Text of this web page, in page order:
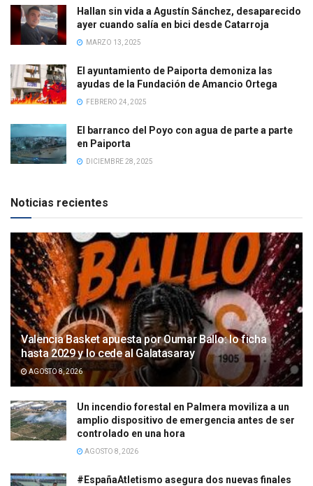
Hallan sin vida a Agustín Sánchez, desaparecido
ayer cuando salía en bici desde Catarroja
MARZO 13, 2025
El ayuntamiento de Paiporta demoniza las
ayudas de la Fundación de Amancio Ortega
FEBRERO 24, 2025
El barranco del Poyo con agua de parte a parte
en Paiporta
DICIEMBRE 28, 2025
Noticias recientes
Valencia Basket apuesta por Oumar Ballo: lo ficha
hasta 2029 y lo cede al Galatasaray
AGOSTO 8, 2026
Un incendio forestal en Palmera moviliza a un
amplio dispositivo de emergencia antes de ser
controlado en una hora
AGOSTO 8, 2026
#EspañaAtletismo asegura dos nuevas finales